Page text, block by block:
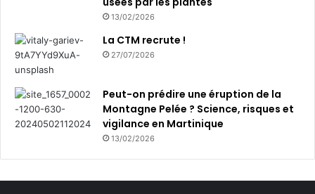
13/02/2026
La CTM recrute !
27/07/2026
Peut-on prédire une éruption de la
Montagne Pelée ? Science, risques et
vigilance en Martinique
13/02/2026